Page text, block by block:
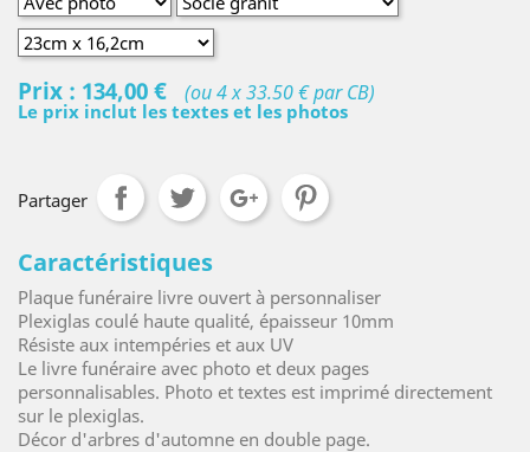
Prix : 134,00 € (ou 4 x 33.50 € par CB)
Le prix inclut les textes et les photos
Partager
Caractéristiques
Plaque funéraire livre ouvert à personnaliser
Plexiglas coulé haute qualité, épaisseur 10mm
Résiste aux intempéries et aux UV
Le livre funéraire avec photo et deux pages
personnalisables. Photo et textes est imprimé directement
sur le plexiglas.
Décor d'arbres d'automne en double page.